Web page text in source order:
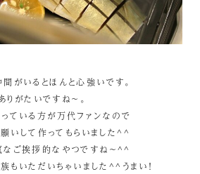
がいるとほんと心強いです。
りがたいですね～。
ている方が万代ファンなので
いして作ってもらいました^^
ご挨拶的なやつですね～^^
もいただいちゃいました^^うまい！